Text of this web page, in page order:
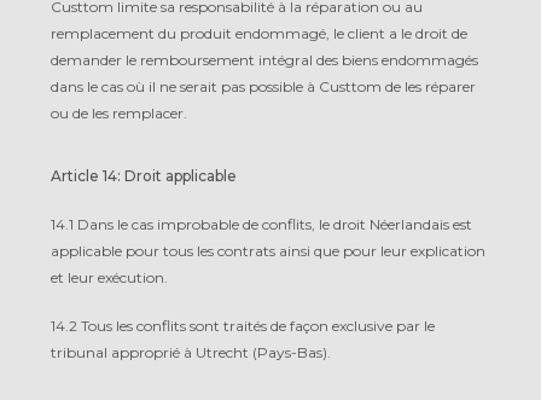
Custtom limite sa responsabilité à la réparation ou au
remplacement du produit endommagé, le client a le droit de
demander le remboursement intégral des biens endommagés
dans le cas où il ne serait pas possible à Custtom de les réparer
ou de les remplacer.
Article 14: Droit applicable
14.1 Dans le cas improbable de conflits, le droit Néerlandais est
applicable pour tous les contrats ainsi que pour leur explication
et leur exécution.
14.2 Tous les conflits sont traités de façon exclusive par le
tribunal approprié à Utrecht (Pays-Bas).